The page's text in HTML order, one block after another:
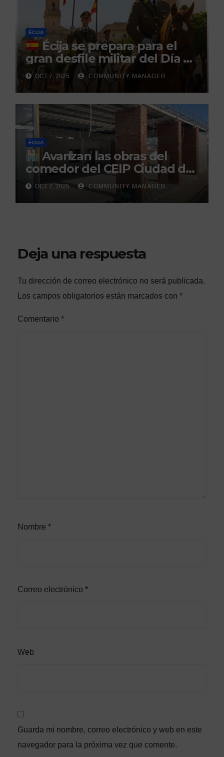
ÉCIJA
Écija se prepara para el
gran desfile militar del Día de
la Hispanidad organizado por
el Centro Militar de Cría
Caballar
OCT 7, 2025 COMMUNITY MANAGER
ÉCIJA
Avanzan las obras del
comedor del CEIP Ciudad del
Sol: su finalización está
prevista para finales de 2025
OCT 7, 2025 COMMUNITY MANAGER
Deja una respuesta
Tu dirección de correo electrónico no será publicada.
Los campos obligatorios están marcados con *
Comentario *
Nombre *
Correo electrónico *
Web
Guarda mi nombre, correo electrónico y web en este
navegador para la próxima vez que comente.